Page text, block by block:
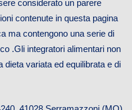
considerato un parere
contenute in questa pagina
ma contengono una serie di
.Gli integratori alimentari non
variata ed equilibrata e di